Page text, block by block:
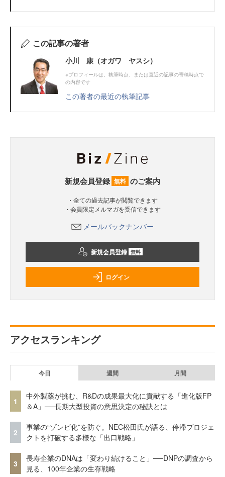
この記事の著者
小川 康（オガワ ヤスシ）
※プロフィールは、執筆時点、または直近の記事の寄稿時点で
の内容です
この著者の最近の執筆記事
新規会員登録 無料 のご案内
・全ての過去記事が閲覧できます
・会員限定メルマガを受信できます
メールバックナンバー
新規会員登録 無料
ログイン
アクセスランキング
今日 週間 月間
1
中外製薬が挑む、R&Dの成果最大化に貢献する「進化版FP
＆A」──長期大型投資の意思決定の秘訣とは
2
事業の“ゾンビ化”を防ぐ。NEC松田氏が語る、停滞プロジェ
クトを打破する多様な「出口戦略」
3
長寿企業のDNAは「変わり続けること」──DNPの調査から
見る、100年企業の生存戦略